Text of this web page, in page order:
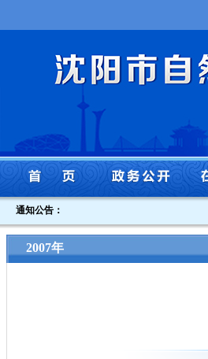
通知公告：
2007年